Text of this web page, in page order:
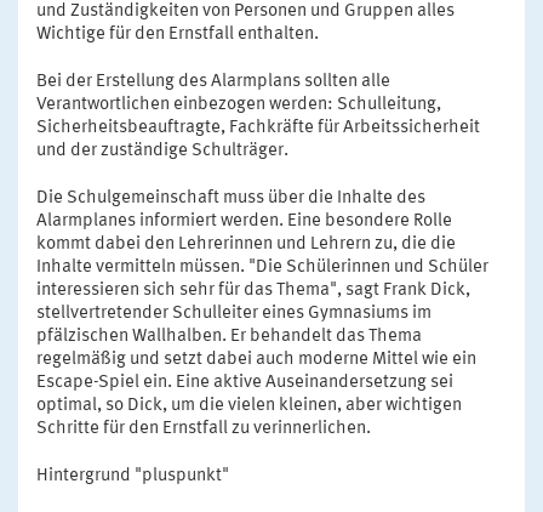
und Zuständigkeiten von Personen und Gruppen alles
Wichtige für den Ernstfall enthalten.
Bei der Erstellung des Alarmplans sollten alle
Verantwortlichen einbezogen werden: Schulleitung,
Sicherheitsbeauftragte, Fachkräfte für Arbeitssicherheit
und der zuständige Schulträger.
Die Schulgemeinschaft muss über die Inhalte des
Alarmplanes informiert werden. Eine besondere Rolle
kommt dabei den Lehrerinnen und Lehrern zu, die die
Inhalte vermitteln müssen. "Die Schülerinnen und Schüler
interessieren sich sehr für das Thema", sagt Frank Dick,
stellvertretender Schulleiter eines Gymnasiums im
pfälzischen Wallhalben. Er behandelt das Thema
regelmäßig und setzt dabei auch moderne Mittel wie ein
Escape-Spiel ein. Eine aktive Auseinandersetzung sei
optimal, so Dick, um die vielen kleinen, aber wichtigen
Schritte für den Ernstfall zu verinnerlichen.
Hintergrund "pluspunkt"